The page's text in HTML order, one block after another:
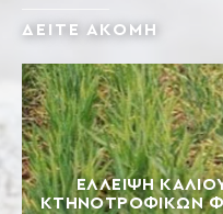
ΔΕΙΤΕ ΑΚΟΜΗ
ΈΛΛΕΙΨΗ
ΚΤΗΝΟΤΡΟΦΙΚΏΝ